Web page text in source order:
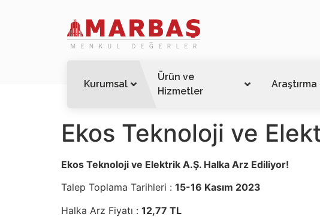
Kurumsal
Ürün ve
Hizmetler
Araştırma
Ekos Teknoloji ve
Ekos Teknoloji ve Elektrik A.Ş. Halka Arz Ediliyor!
Talep Toplama Tarihleri : 15-16 Kasım 2023
Halka Arz Fiyatı : 12,77 TL